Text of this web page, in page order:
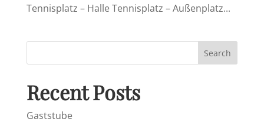
Tennisplatz – Halle Tennisplatz – Außenplatz...
Search
Recent Posts
Gaststube